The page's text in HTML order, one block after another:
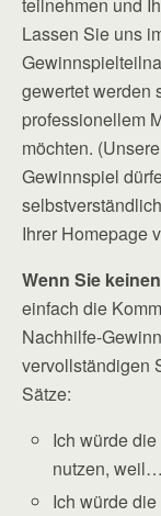
Lassen Sie uns
gewertet werden
professionellem
möchten.
Gewinnspiel
Ihrer Homepage
Wenn Sie
einfach die
Nachhilfe-
vervollständigen
Sätze:
Ich würde die
nutzen, weil…
Ich würde die